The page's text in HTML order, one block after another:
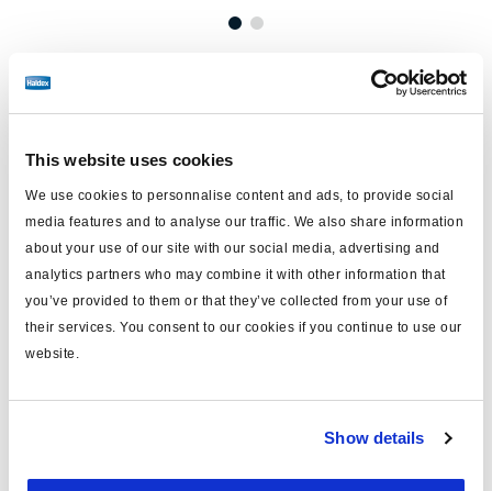
This website uses cookies
We use cookies to personnalise content and ads, to provide social
media features and to analyse our traffic. We also share information
about your use of our site with our social media, advertising and
analytics partners who may combine it with other information that
you’ve provided to them or that they’ve collected from your use of
their services. You consent to our cookies if you continue to use our
website.
Show details
Prix : €82,00 / unité
Spécifications techniques
type câble
pour Info Centre
longueur (m)
matériau PVC